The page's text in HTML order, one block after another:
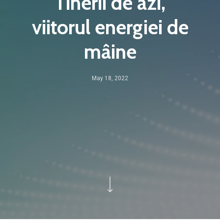
viitorul energiei de
mâine
May 18, 2022